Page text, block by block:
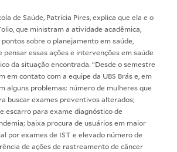
de Saúde, Patrícia Pires, explica que ela e o
que ministram a atividade acadêmica,
sobre o planejamento em saúde,
pensar essas ações e intervenções em saúde
da situação encontrada. “Desde o semestre
em contato com a equipe da UBS Brás e, em
alguns problemas: número de mulheres que
buscar exames preventivos alterados;
escarro para exame diagnóstico de
baixa procura de usuários em maior
por exames de IST e elevado número de
de ações de rastreamento de câncer